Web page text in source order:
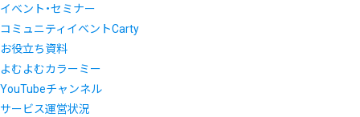
イベント・セミナー
コミュニティイベントCarty
お役立ち資料
よむよむカラーミー
YouTubeチャンネル
サービス運営状況